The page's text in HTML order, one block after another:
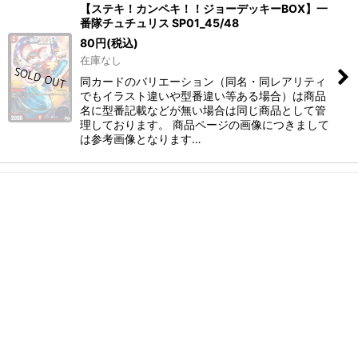
【ステキ！カンペキ！！ジョーデッキーBOX】一
番隊チュチュリス SP01_45/48
80円(税込)
在庫なし
同カードのバリエーション（同名・同レアリティ
でもイラスト違いや型番違い等ある場合）は商品
名に型番記載などが無い場合は同じ商品として管
理しております。 商品ページの画像につきまして
は参考画像となります…